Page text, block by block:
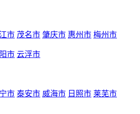
市 茂名市 肇庆市 惠州市 梅州市
市 云浮市
市 泰安市 威海市 日照市 莱芜市